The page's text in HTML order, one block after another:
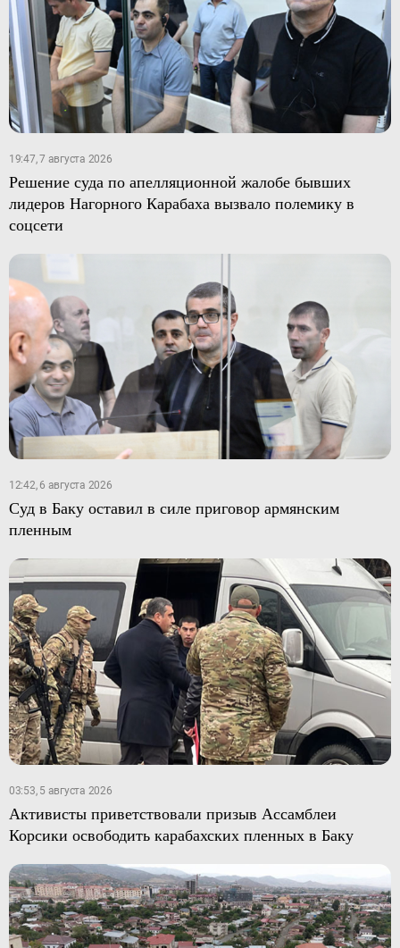
19:47, 7 августа 2026
Решение суда по апелляционной жалобе бывших
лидеров Нагорного Карабаха вызвало полемику в
соцсети
12:42, 6 августа 2026
Суд в Баку оставил в силе приговор армянским
пленным
03:53, 5 августа 2026
Активисты приветствовали призыв Ассамблеи
Корсики освободить карабахских пленных в Баку